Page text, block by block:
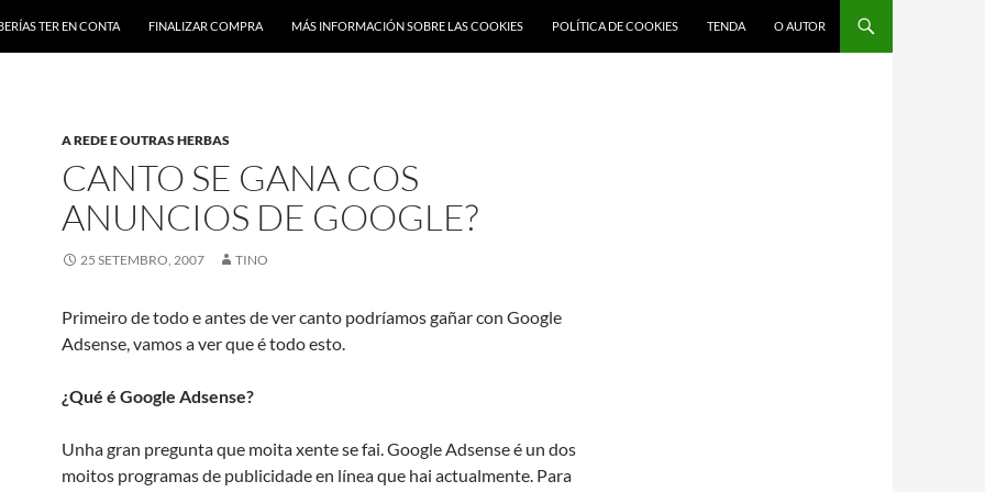
TER EN CONTA FINALIZAR COMPRA MÁS INFORMACIÓN SOBRE LAS COOKIES POLÍTICA DE COOKIES TENDA O AUTOR
A REDE E OUTRAS HERBAS
CANTO SE GANA COS
ANUNCIOS DE GOOGLE?
25 SETEMBRO, 2007 TINO
Primeiro de todo e antes de ver canto podríamos gañar con Google
Adsense, vamos a ver que é todo esto.
¿Qué é Google Adsense?
Unha gran pregunta que moita xente se fai. Google Adsense é un dos
moitos programas de publicidade en línea que hai actualmente. Para